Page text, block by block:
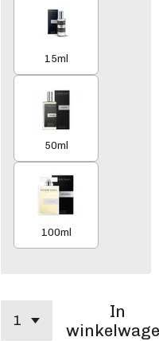
15ml
50ml
100ml
In